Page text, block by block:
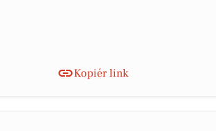
Kopiér link